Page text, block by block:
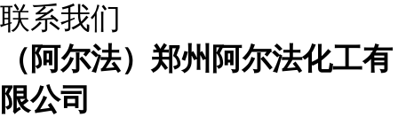
联系我们
（阿尔法）郑州阿尔法化工有
限公司